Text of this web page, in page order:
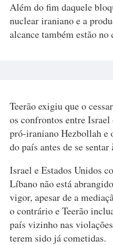
Além do fim daquele
nuclear iraniano e a
alcance também estão no
Teerão exigiu que o
os confrontos entre
pró-iraniano Hezbollah e
do país antes de se
Israel e Estados Unidos
Líbano não está
vigor, apesar de a
o contrário e Teerão
país vizinho nas
terem sido já cometidas.